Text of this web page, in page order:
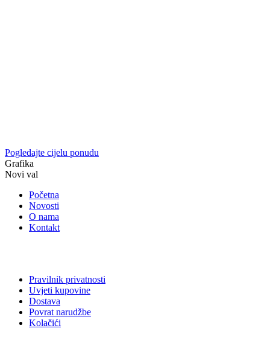
Pogledajte cijelu ponudu
Grafika
Novi val
Početna
Novosti
O nama
Kontakt
Pravilnik privatnosti
Uvjeti kupovine
Dostava
Povrat narudžbe
Kolačići